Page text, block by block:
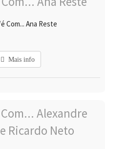
Com... Ana Reste
Mais info